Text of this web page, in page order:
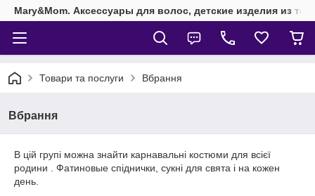
Mary&Mom. Аксессуары для волос, детские изделия из
Товари та послуги Вбрання
Вбрання
В цій групі можна знайти карнавальні костюми для всієї
родини . Фатиновые спіднички, сукні для свята і на кожен
день.